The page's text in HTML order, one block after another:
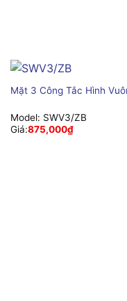
Mặt 3 Công Tắc Hình
Model: SWV3/ZB
Giá:875,000₫